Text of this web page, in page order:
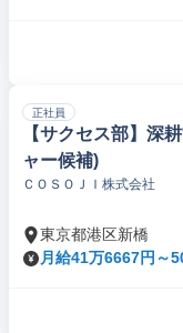
正社員
【サクセス部】深
ャー候補)
ＣＯＳＯＪＩ株式会社
東京都港区新橋
月給41万6667円～